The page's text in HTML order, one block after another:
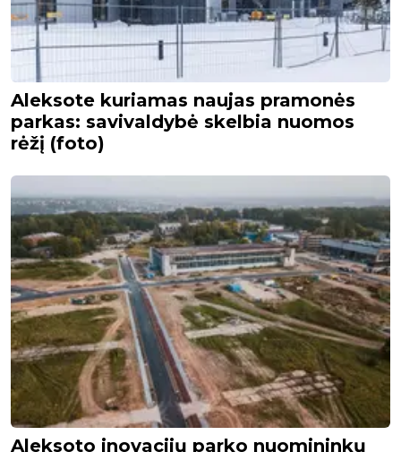
Aleksote kuriamas naujas pramonės
parkas: savivaldybė skelbia nuomos
rėžį (foto)
Aleksoto inovacijų parko nuomininkų